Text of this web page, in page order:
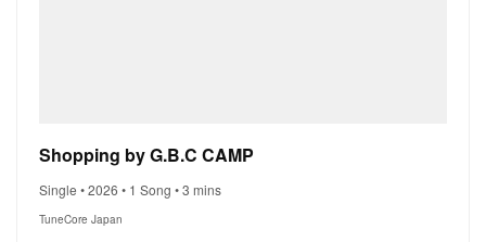
Shopping by G.B.C CAMP
Single • 2026 • 1 Song • 3 mins
TuneCore Japan